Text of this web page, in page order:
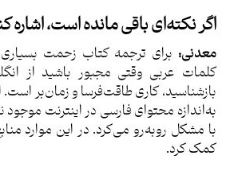
اگر نکته‌ای باقی مانده است، اشاره
معدنی: برای ترجمه کتاب زحمت
کلمات عربی وقتی مجبور باشید از
بازشناسید، کاری طاقت‌فرسا و زمان‌بر
به‌اندازه محتوای فارسی در اینترنت
با مشکل روبه‌رو می‌کرد. در این موارد
کمک کرد.